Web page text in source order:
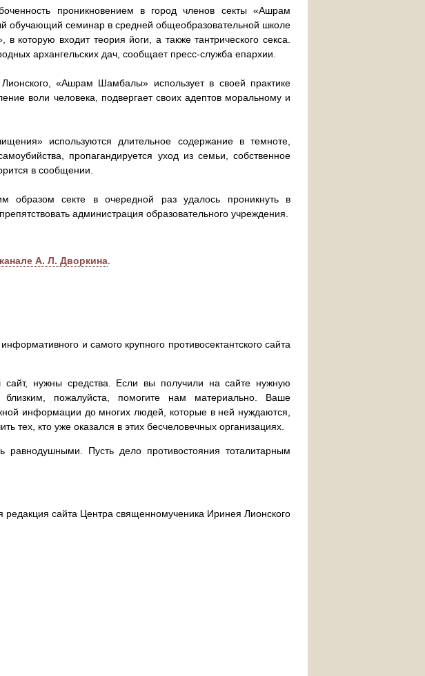
проникновением в город членов секты «Ашрам
обучающий семинар в средней общеобразовательной школе
входит теория йоги, а также тантрического секса.
архангельских дач, сообщает пресс-служба епархии.
«Ашрам Шамбалы» использует в своей практике
воли человека, подвергает своих адептов моральному и
используются длительное содержание в темноте,
пропагандируется уход из семьи, собственное
в сообщении.
образом секте в очередной раз удалось проникнуть в
администрация образовательного учреждения.
А. Л. Дворкина
и самого крупного противосектантского сайта
нужны средства. Если вы получили на сайте нужную
пожалуйста, помогите нам материально. Ваше
информации до многих людей, которые в ней нуждаются,
тех, кто уже оказался в этих бесчеловечных организациях.
Пусть дело противостояния тоталитарным
редакция сайта Центра священномученика Иринея Лионского